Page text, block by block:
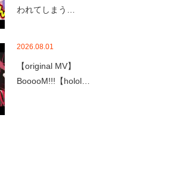
われてしまう…
2026.08.01
【original MV】
BooooM!!!【holol…